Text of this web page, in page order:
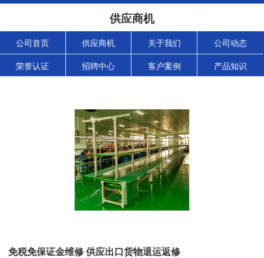
供应商机
公司首页 供应商机 关于我们 公司动态
荣誉认证 招聘中心 客户案例 产品知识
免税免保证金维修 供应出口货物退运返修